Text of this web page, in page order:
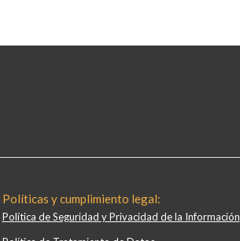
Políticas y cumplimiento legal:
Política de Seguridad y Privacidad de la Información